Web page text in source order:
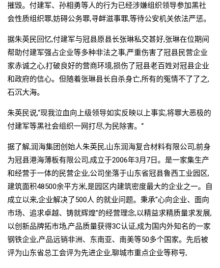
摧毁。付建军、孙相勇等人的行为已经涉嫌组织领导参加黑社
会性质组织罪,妨碍公务罪,寻衅滋事罪,等待公安机关依法严惩。
据朱英民回忆,付建军与冠县原县长张琳私交甚好,张琳在位期间
帮助付建军强占企业等多种非法之事,严重伤害了冠县民营企业
家赤诚之心,打破良好的营商环境,损伤了冠县老百姓对冠县企业
和政府的信心。但随着张琳县长自杀身亡,所有的冤情不了了之,
石沉大海。
朱英民说,“现我泣血向上级领导如实反映以上事实,将罪大恶极的
付建军等黑社会组织一网打尽,为民除害。”
据了解,润海集团创始人朱英民,山东润海复合材料有限公司,前身
为冠县港海薄板有限公司,成立于2006年3月7日。是一家集生产
和经营于一体的民营企业,公司坐落于山东省冠县鲁西工业园区,
建筑面积48500余平方米,是园区内建筑密度最大的企业之一。自
成立以来,企业解决了500人 的就业问题。秉承“心向企业、面向
市场、追求卓越、铸就辉煌”的经营理念,以精益求精质量求发展,
以创新品牌拓市场,产品质量获得3C认证,成为国内外知名的一家
钢铁企业,产品远销非洲、东南亚、南美等50多个国家。先后被
评为山东省总工会评为先进企业,聊城市重点企业等称号,